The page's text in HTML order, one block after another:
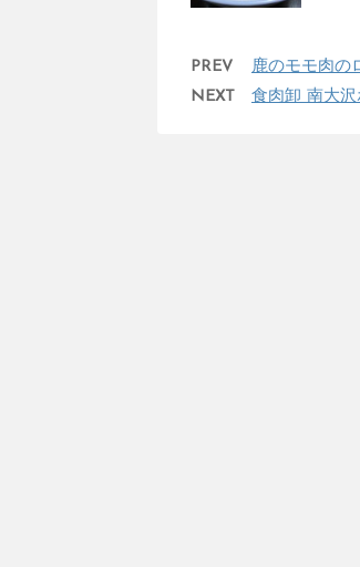
PREV
鹿のモモ肉の
NEXT
食肉卸 南大